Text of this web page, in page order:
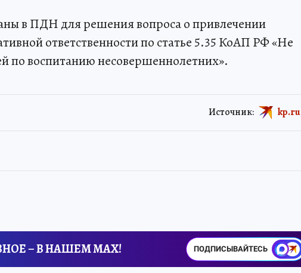
в ПДН для решения вопроса о привлечении
ответственности по статье 5.35 КоАП РФ «Не
по воспитанию несовершеннолетних».
Источник: kp.ru
– В НАШЕМ MAX! ПОДПИСЫВАЙТЕСЬ